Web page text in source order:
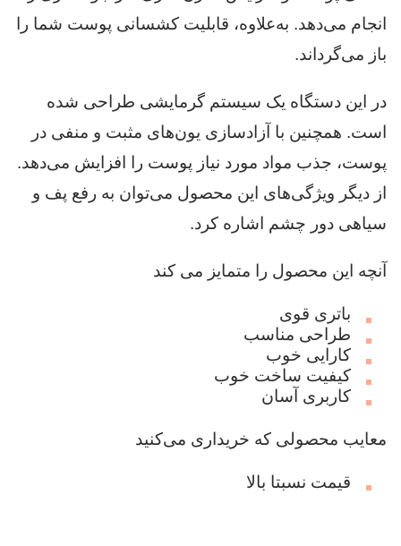
انجام می‌دهد. به‌علاوه، قابلیت کشسانی پوست شما را
باز می‌گرداند.
در این دستگاه یک سیستم گرمایشی طراحی شده
است. همچنین با آزادسازی یون‌های مثبت و منفی در
پوست، جذب مواد مورد نیاز پوست را افزایش می‌دهد.
از دیگر ویژگی‌های این محصول می‌توان به رفع پف و
سیاهی دور چشم اشاره کرد.
آنچه این محصول را متمایز می کند
باتری قوی
طراحی مناسب
کارایی خوب
کیفیت ساخت خوب
کاربری آسان
معایب محصولی که خریداری می‌کنید
قیمت نسبتا بالا